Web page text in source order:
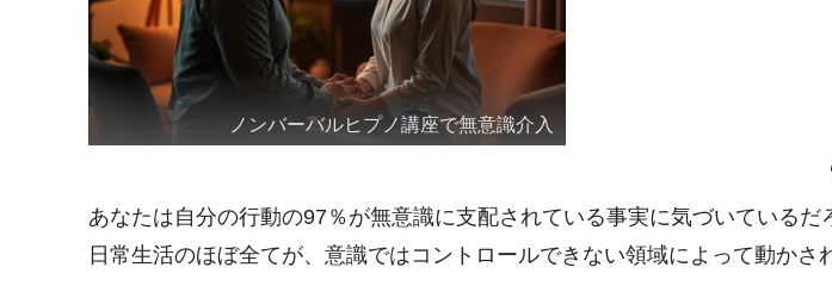
ノンバーバルヒプノ講座で無意識介入
あなたは自分の行動の97％が無意識に支配されている事実に気づいているだ
日常生活のほぼ全てが、意識ではコントロールできない領域によって動かさ